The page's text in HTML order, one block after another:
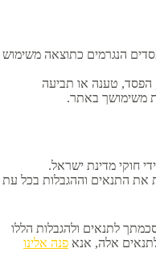
הנגרמים כתוצאה משימוש
הפסד, טענה או תביעה
משימושך באתר.
חוקי מדינת ישראל.
את התנאים וההגבלות בכל עת
לתנאים ולהגבלות הללו
אלה, אנא פנה אלינו